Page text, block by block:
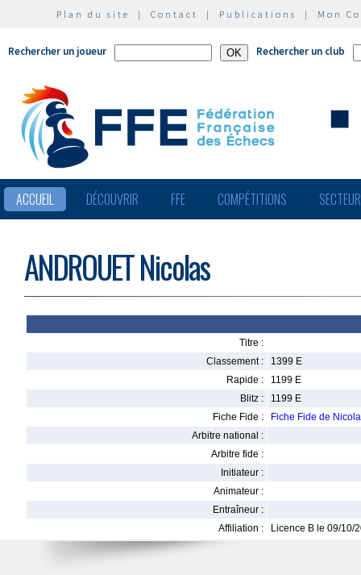
Plan du site | Contact | Publications | Mon
Rechercher un joueur Rechercher un club
ACCUEIL DÉCOUVRIR FFE COMPÉTITIONS
ANDROUET Nicolas
Titre :
Classement :
1399 E
Rapide :
1199 E
Blitz :
1199 E
Fiche Fide :
Fiche Fide de
Arbitre national :
Arbitre fide :
Initiateur :
Animateur :
Entraîneur :
Affiliation :
Licence B le 09/10/